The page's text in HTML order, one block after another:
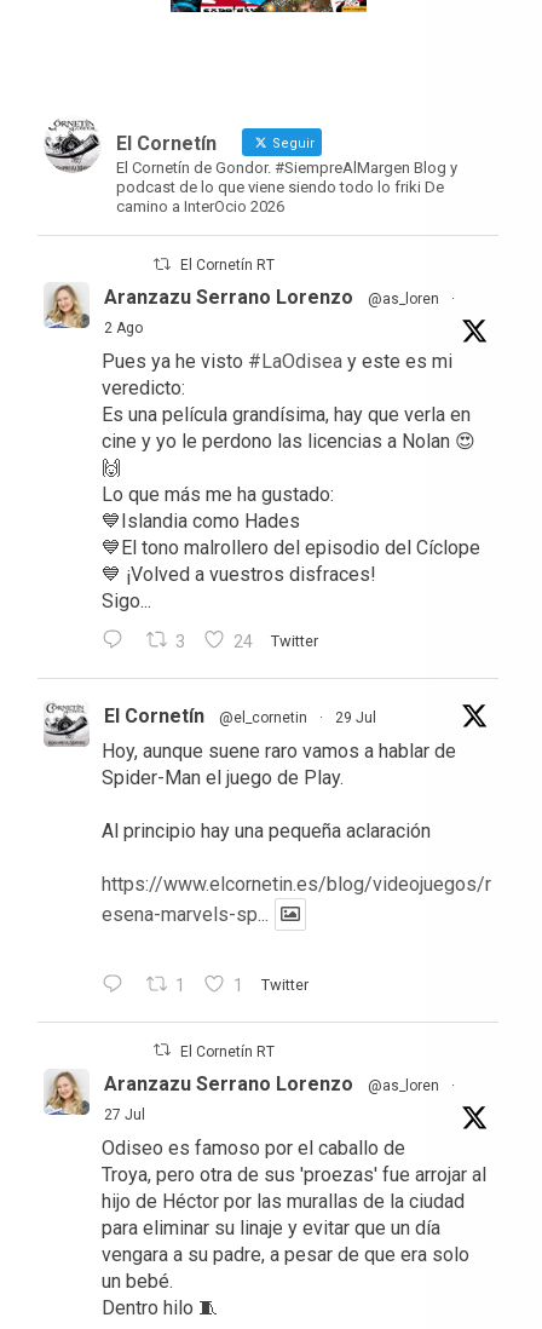
El Cornetín Seguir
El Cornetín de Gondor. #SiempreAlMargen Blog y
podcast de lo que viene siendo todo lo friki De
camino a InterOcio 2026
El Cornetín RT
Aranzazu Serrano Lorenzo @as_loren
·
2 Ago
Pues ya he visto #LaOdisea y este es mi
veredicto:
Es una película grandísima, hay que verla en
cine y yo le perdono las licencias a Nolan 😍
🙌
Lo que más me ha gustado:
💙Islandia como Hades
💙El tono malrollero del episodio del Cíclope
💙 ¡Volved a vuestros disfraces!
Sigo...
3 24 Twitter
El Cornetín @el_cornetin · 29 Jul
Hoy, aunque suene raro vamos a hablar de
Spider-Man el juego de Play.
Al principio hay una pequeña aclaración
https://www.elcornetin.es/blog/videojuegos/r
esena-marvels-sp...
1 1 Twitter
El Cornetín RT
Aranzazu Serrano Lorenzo @as_loren
·
27 Jul
Odiseo es famoso por el caballo de
Troya, pero otra de sus 'proezas' fue arrojar al
hijo de Héctor por las murallas de la ciudad
para eliminar su linaje y evitar que un día
vengara a su padre, a pesar de que era solo
un bebé.
Dentro hilo 🧵